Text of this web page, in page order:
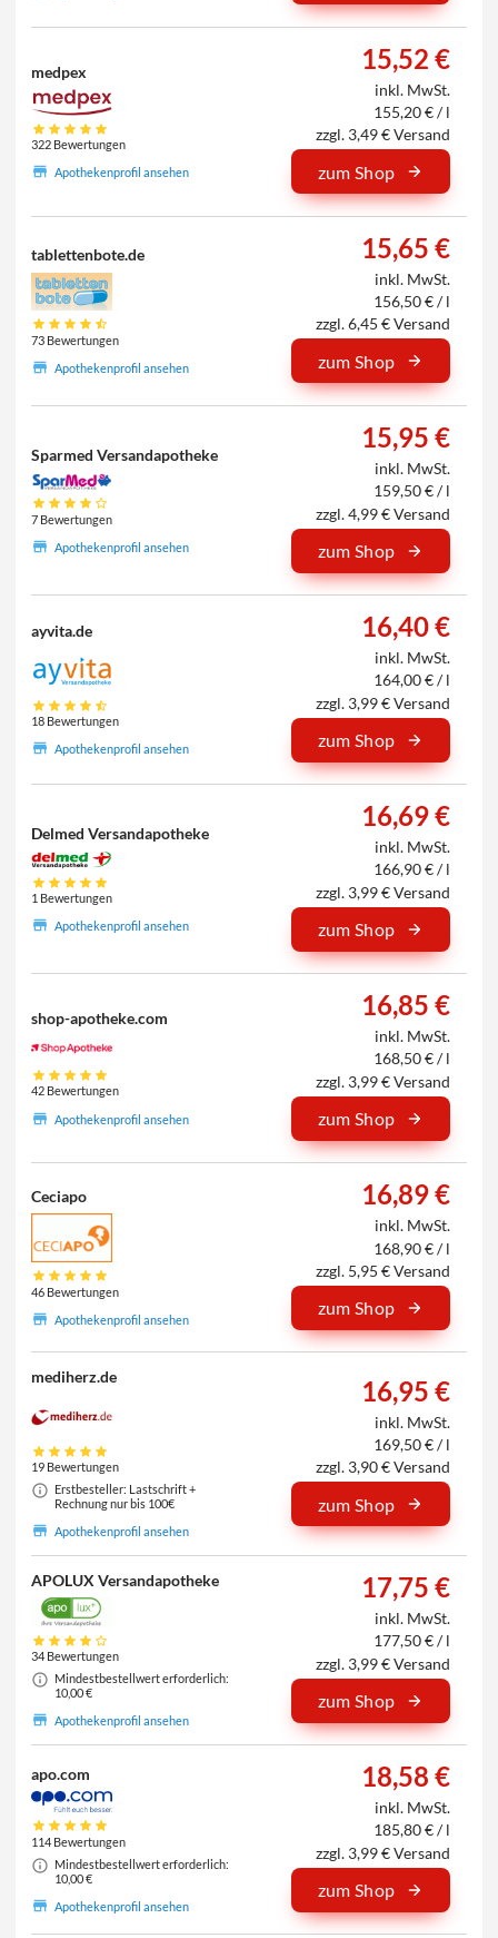
medpex
322 Bewertungen
Apothekenprofil ansehen
15,52 €
inkl. MwSt.
155,20 € / l
zzgl. 3,49 € Versand
zum Shop
tablettenbote.de
73 Bewertungen
Apothekenprofil ansehen
15,65 €
inkl. MwSt.
156,50 € / l
zzgl. 6,45 € Versand
zum Shop
Sparmed Versandapotheke
7 Bewertungen
Apothekenprofil ansehen
15,95 €
inkl. MwSt.
159,50 € / l
zzgl. 4,99 € Versand
zum Shop
ayvita.de
18 Bewertungen
Apothekenprofil ansehen
16,40 €
inkl. MwSt.
164,00 € / l
zzgl. 3,99 € Versand
zum Shop
Delmed Versandapotheke
1 Bewertungen
Apothekenprofil ansehen
16,69 €
inkl. MwSt.
166,90 € / l
zzgl. 3,99 € Versand
zum Shop
shop-apotheke.com
42 Bewertungen
Apothekenprofil ansehen
16,85 €
inkl. MwSt.
168,50 € / l
zzgl. 3,99 € Versand
zum Shop
Ceciapo
46 Bewertungen
Apothekenprofil ansehen
16,89 €
inkl. MwSt.
168,90 € / l
zzgl. 5,95 € Versand
zum Shop
mediherz.de
19 Bewertungen
Erstbesteller: Lastschrift +
Rechnung nur bis 100€
Apothekenprofil ansehen
16,95 €
inkl. MwSt.
169,50 € / l
zzgl. 3,90 € Versand
zum Shop
APOLUX Versandapotheke
34 Bewertungen
Mindestbestellwert erforderlich:
10,00 €
Apothekenprofil ansehen
17,75 €
inkl. MwSt.
177,50 € / l
zzgl. 3,99 € Versand
zum Shop
apo.com
114 Bewertungen
Mindestbestellwert erforderlich:
10,00 €
Apothekenprofil ansehen
18,58 €
inkl. MwSt.
185,80 € / l
zzgl. 3,99 € Versand
zum Shop